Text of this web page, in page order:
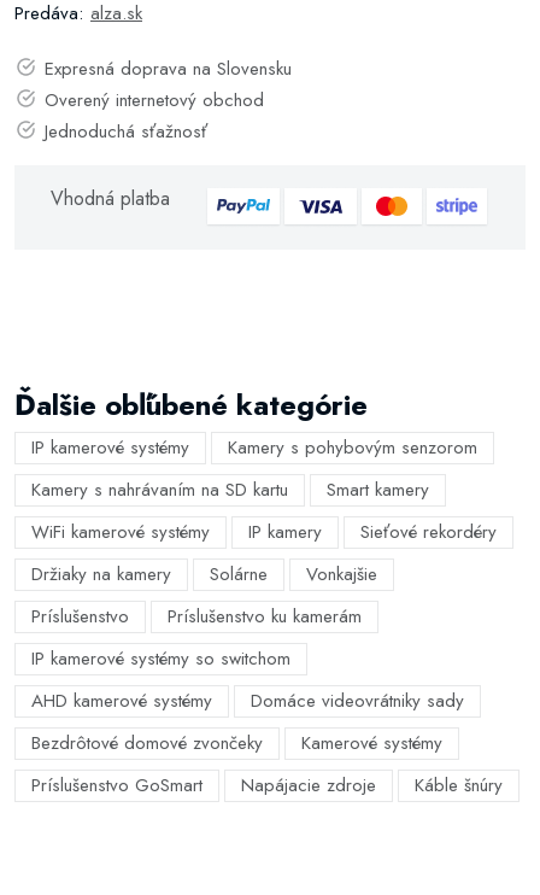
Predáva: alza.sk
Expresná doprava na Slovensku
Overený internetový obchod
Jednoduchá sťažnosť
Vhodná platba
Ďalšie obľúbené kategórie
IP kamerové systémy
Kamery s pohybovým senzorom
Kamery s nahrávaním na SD kartu
Smart kamery
WiFi kamerové systémy
IP kamery
Sieťové rekordéry
Držiaky na kamery
Solárne
Vonkajšie
Príslušenstvo
Príslušenstvo ku kamerám
IP kamerové systémy so switchom
AHD kamerové systémy
Domáce videovrátniky sady
Bezdrôtové domové zvončeky
Kamerové systémy
Príslušenstvo GoSmart
Napájacie zdroje Káble šnúry